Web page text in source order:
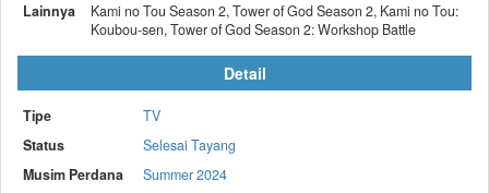
Lainnya
Kami no Tou Season 2, Tower of God Season 2, Kami no Tou:
Koubou-sen, Tower of God Season 2: Workshop Battle
Detail
Tipe
TV
Status
Selesai Tayang
Musim Perdana
Summer 2024